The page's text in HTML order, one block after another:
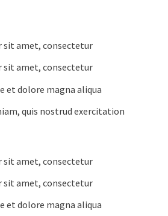
sit amet, consectetur
sit amet, consectetur
et dolore magna aliqua
quis nostrud exercitation
sit amet, consectetur
sit amet, consectetur
et dolore magna aliqua